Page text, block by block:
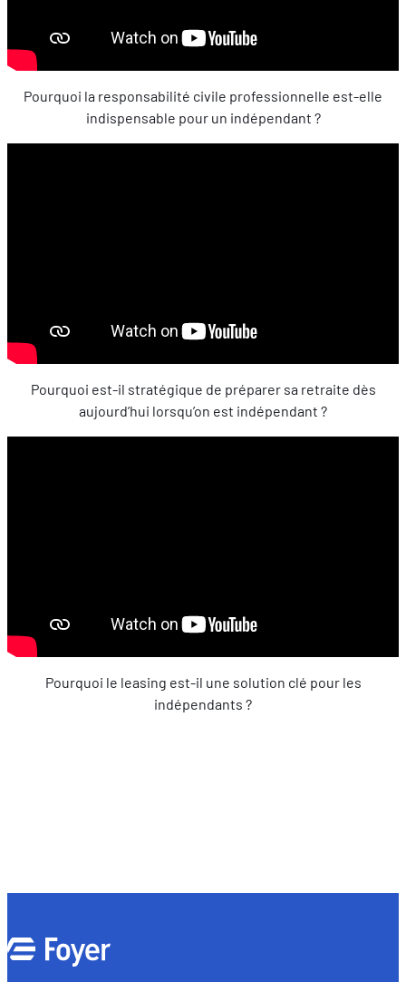
Pourquoi la responsabilité civile professionnelle est-elle
indispensable pour un indépendant ?
Pourquoi est-il stratégique de préparer sa retraite dès
aujourd’hui lorsqu’on est indépendant ?
Pourquoi le leasing est-il une solution clé pour les
indépendants ?